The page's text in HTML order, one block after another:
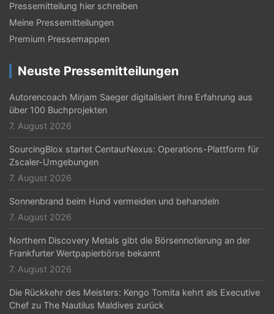
Pressemitteilung hier schreiben
Meine Pressemitteilungen
Premium Pressemappen
Neuste Pressemitteilungen
Autorencoach Mirjam Saeger digitalisiert ihre Erfahrung aus
über 100 Buchprojekten
7. August 2026
SourcingBlox startet CentaurNexus: Operations-Plattform für
Zscaler-Umgebungen
7. August 2026
Sonnenbrand beim Hund vermeiden und behandeln
7. August 2026
Northern Discovery Metals gibt die Börsennotierung an der
Frankfurter Wertpapierbörse bekannt
7. August 2026
Die Rückkehr des Meisters: Kengo Tomita kehrt als Executive
Chef zu The Nautilus Maldives zurück